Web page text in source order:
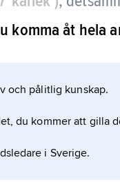
, ett organ hos
komma åt hela
och pålitlig kunskap.
du kommer att gilla
i Sverige.